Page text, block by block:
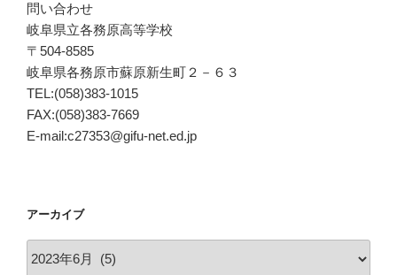
問い合わせ
岐阜県立各務原高等学校
〒504-8585
岐阜県各務原市蘇原新生町２－６３
TEL:(058)383-1015
FAX:(058)383-7669
E-mail:c27353@gifu-net.ed.jp
アーカイブ